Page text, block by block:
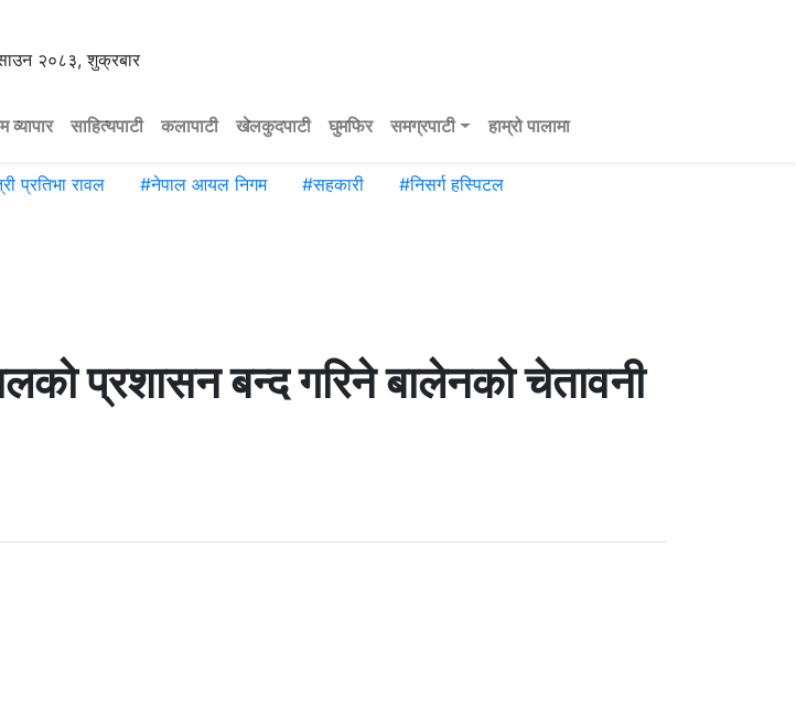
२०८३, शुक्रबार
व्यापार साहित्यपाटी कलापाटी खेलकुदपाटी घुमफिर समग्रपाटी हाम्रो पालामा
प्रतिभा रावल #नेपाल आयल निगम #सहकारी #निसर्ग हस्पिटल
प्रशासन बन्द गरिने बालेनको चेतावनी